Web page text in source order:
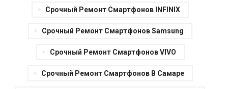
Срочный Ремонт Смартфонов INFINIX
Срочный Ремонт Смартфонов Samsung
Срочный Ремонт Смартфонов VIVO
Срочный Ремонт Смартфонов В Самаре